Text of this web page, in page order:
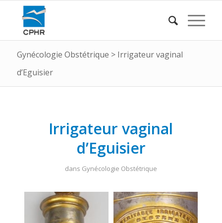
Gynécologie Obstétrique > Irrigateur vaginal
d’Eguisier
Irrigateur vaginal
d’Eguisier
dans Gynécologie Obstétrique